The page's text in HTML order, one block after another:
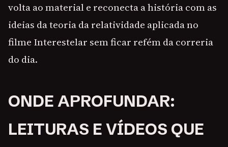
volta ao material e reconecta a história com as
ideias da teoria da relatividade aplicada no
filme Interestelar sem ficar refém da correria
do dia.
ONDE APROFUNDAR:
LEITURAS E VÍDEOS QUE